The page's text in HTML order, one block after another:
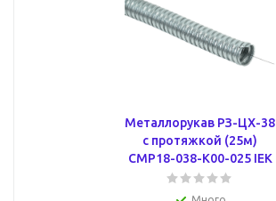
Металлорукав РЗ-ЦХ-38
с протяжкой (25м)
CMP18-038-K00-025 IEK